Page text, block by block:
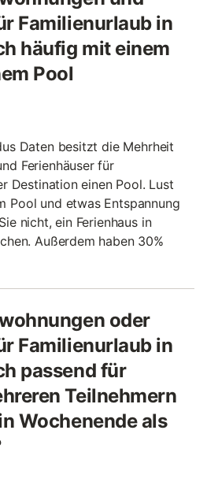
Familienurlaub in
häufig mit einem
Pool
Daten besitzt die Mehrheit
Ferienhäuser für
Destination einen Pool. Lust
Pool und etwas Entspannung
nicht, ein Ferienhaus in
Außerdem haben 30%
oder
Familienurlaub in
passend für
Teilnehmern
Wochenende als